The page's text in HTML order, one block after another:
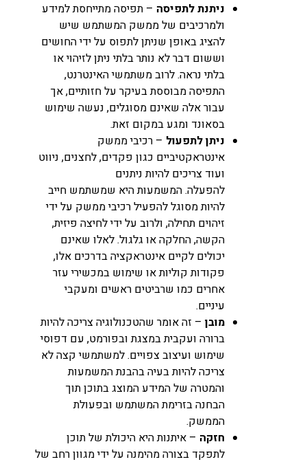
ניתנת לתפיסה – תפיסה מתייחסת למידע
ולמרכיבים של ממשק המשתמש שיש
להציג באופן שניתן לתפוס על ידי החושים
וששום דבר לא נותר בלתי ניתן לזיהוי או
בלתי נראה. לרוב משתמשי האינטרנט,
התפיסה מבוססת בעיקר על חזותיים, אך
עבור אלה שאינם מסוגלים, נעשה שימוש
בסאונד ומגע במקום זאת.
ניתן לתפעול – רכיבי ממשק
אינטראקטיביים כגון פקדים, לחצנים, ניווט
ועוד צריכים להיות ניתנים
להפעלה. המשמעות היא שמשתמש חייב
להיות מסוגל להפעיל רכיבי ממשק על ידי
זיהוים תחילה, ולרוב על ידי לחיצה פיזית,
הקשה, החלקה או גלגול. לאלו שאינם
יכולים לקיים אינטראקציה בדרכים אלו,
פקודות קוליות או שימוש במכשירי עזר
אחרים כמו שרביטים ראשים ומעקבי
עיניים.
מובן – זה אומר שהטכנולוגיה צריכה להיות
ברורה ועקבית במצגת ובפורמט, עם דפוסי
שימוש ועיצוב צפויים. למשתמשי קצה לא
צריכה להיות בעיה בהבנת המשמעות
והמטרה של המידע המוצג בתוכן תוך
הבחנה בזרימת המשתמש ובפעולת
הממשק.
חזקה – איתנות היא היכולת של תוכן
לתפקד בצורה מהימנה על ידי מגוון רחב של